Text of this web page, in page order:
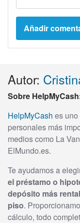
Autor:
Sobre
HelpMyCash es
personales más
medios como La
ElMundo.es.
Te ayudamos a
el préstamo o
depósito más
piso.
cálculo, todo